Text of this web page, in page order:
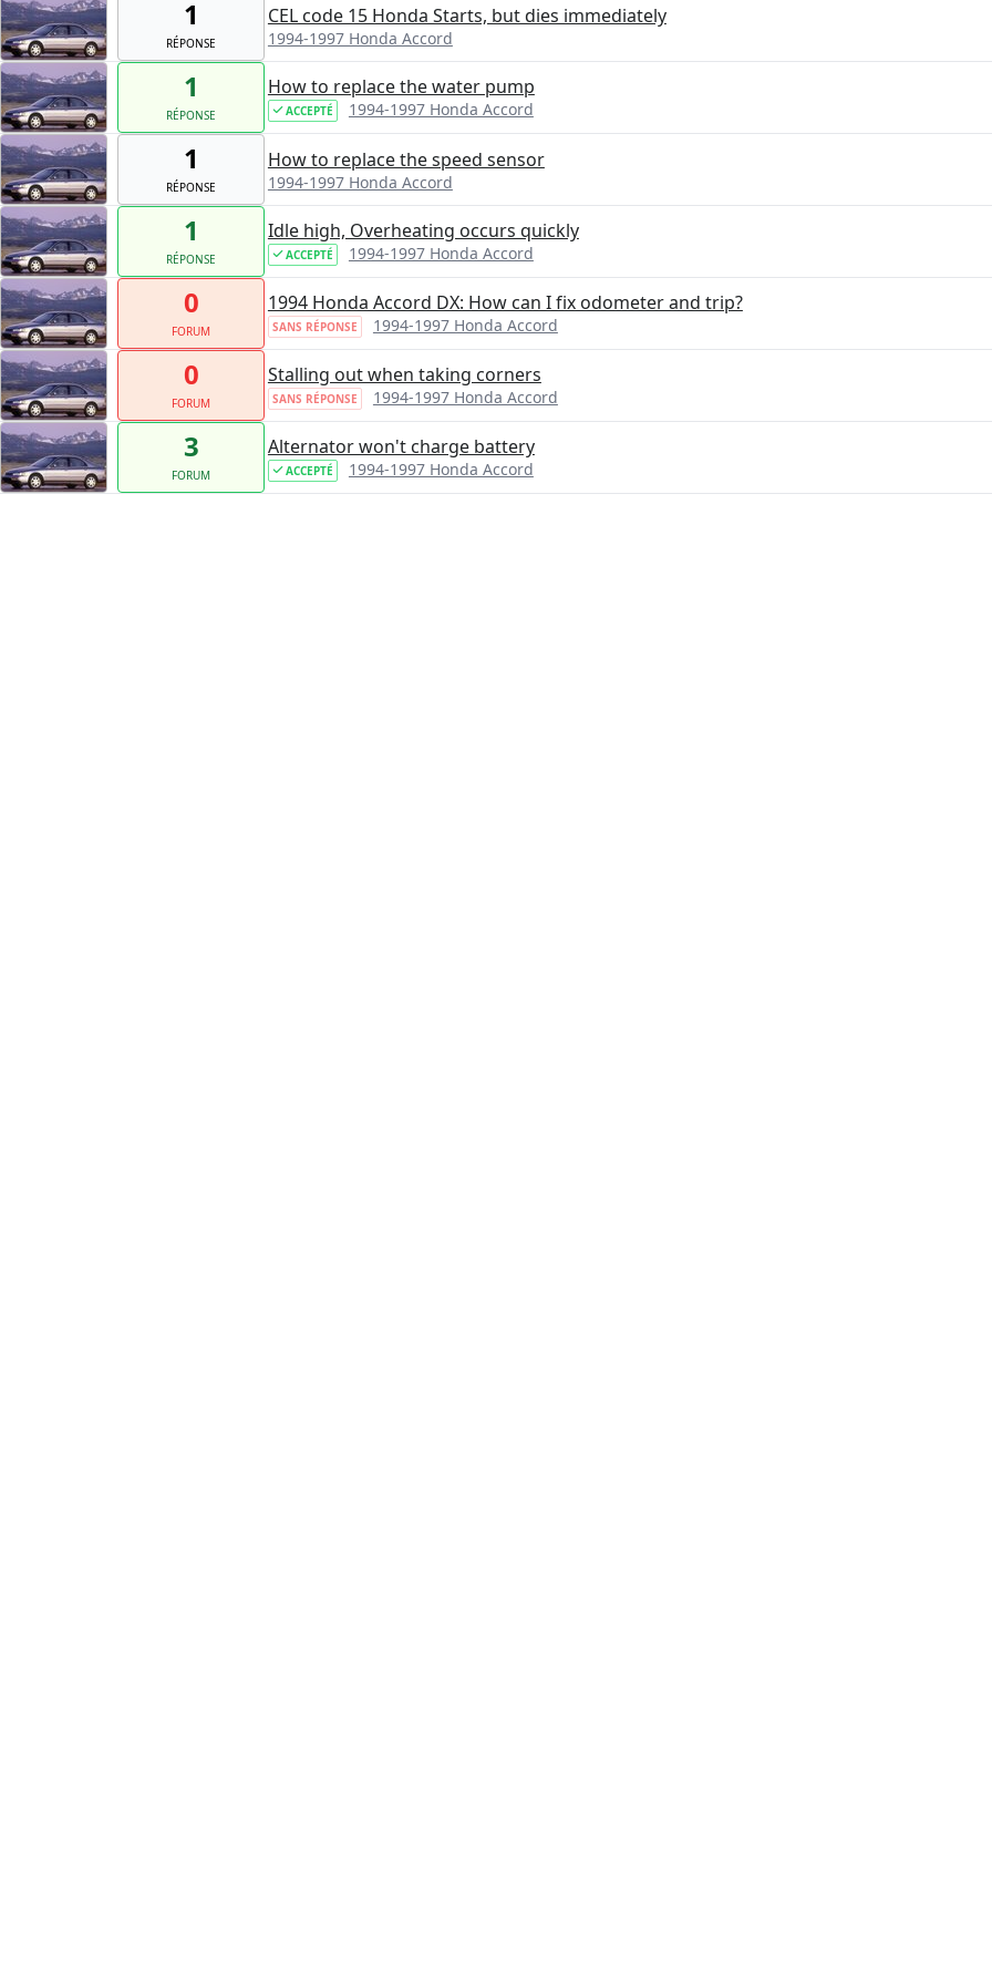
1
RÉPONSE
CEL code 15 Honda Starts, but dies immediately
1994-1997 Honda Accord
1
RÉPONSE
How to replace the water pump
ACCEPTÉ 1994-1997 Honda Accord
1
RÉPONSE
How to replace the speed sensor
1994-1997 Honda Accord
1
RÉPONSE
Idle high, Overheating occurs quickly
ACCEPTÉ 1994-1997 Honda Accord
0
FORUM
1994 Honda Accord DX: How can I fix odometer and trip?
SANS RÉPONSE 1994-1997 Honda Accord
0
FORUM
Stalling out when taking corners
SANS RÉPONSE 1994-1997 Honda Accord
3
FORUM
Alternator won't charge battery
ACCEPTÉ 1994-1997 Honda Accord